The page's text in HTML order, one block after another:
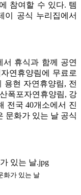
참여할 수 있다. 템
이 공식 누리집에서
휴식과 함께 공연
연휴양림에 무료로
용현 자연휴양림, 전
폭포자연휴양림, 강
전국 40개소에서 진
문화가 있는 날 공식
화가 있는 날